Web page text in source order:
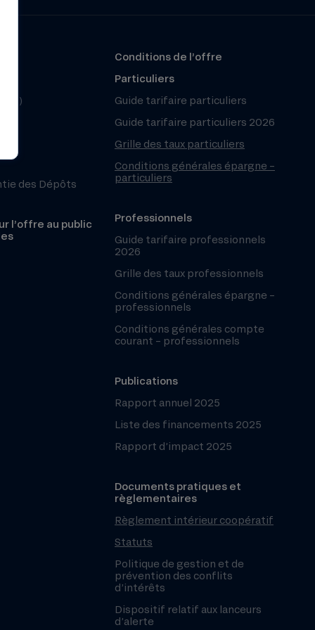
des Dépôts
l’offre au public
Conditions de l’offre
Particuliers
Guide tarifaire particuliers
Guide tarifaire particuliers 2026
Grille des taux particuliers
Conditions générales épargne –
particuliers
Professionnels
Guide tarifaire professionnels
2026
Grille des taux professionnels
Conditions générales épargne –
professionnels
Conditions générales compte
courant – professionnels
Publications
Rapport annuel 2025
Liste des financements 2025
Rapport d’impact 2025
Documents pratiques et
règlementaires
Règlement intérieur coopératif
Statuts
Politique de gestion et de
prévention des conflits
d’intérêts
Dispositif relatif aux lanceurs
d’alerte